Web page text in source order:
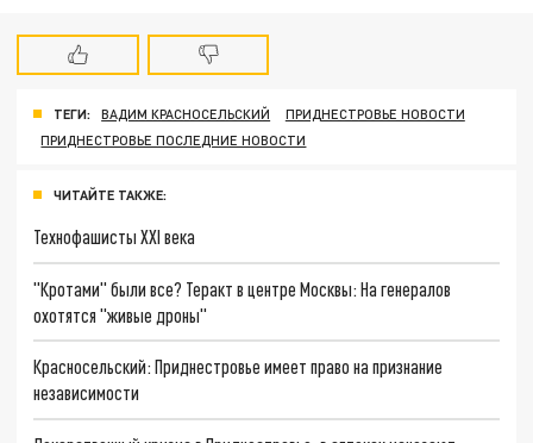
ТЕГИ: ВАДИМ КРАСНОСЕЛЬСКИЙ
ПРИДНЕСТРОВЬЕ НОВОСТИ
ПРИДНЕСТРОВЬЕ ПОСЛЕДНИЕ НОВОСТИ
ЧИТАЙТЕ ТАКЖЕ:
Технофашисты XXI века
"Кротами" были все? Теракт в центре Москвы: На генералов
охотятся "живые дроны"
Красносельский: Приднестровье имеет право на признание
независимости